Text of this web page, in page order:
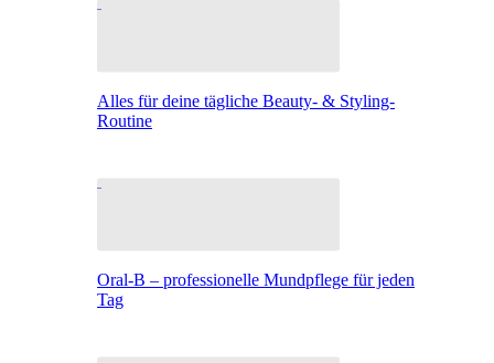
Alles für deine tägliche Beauty- & Styling-
Routine
Oral-B – professionelle Mundpflege für jeden
Tag